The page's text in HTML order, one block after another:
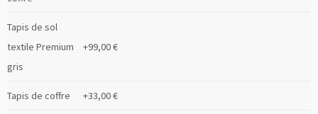
Tapis de sol
textile Premium
gris
+99,00 €
Tapis de coffre +33,00 €